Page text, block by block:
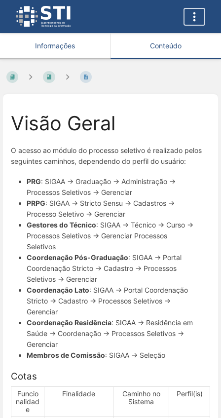
Informações Conteúdo
Visão Geral
O acesso ao módulo do processo seletivo é realizado pelos
seguintes caminhos, dependendo do perfil do usuário:
PRG: SIGAA → Graduação → Administração →
Processos Seletivos → Gerenciar
PRPG: SIGAA → Stricto Sensu → Cadastros →
Processo Seletivo → Gerenciar
Gestores do Técnico: SIGAA → Técnico → Curso →
Processos Seletivos → Gerenciar Processos
Seletivos
Coordenação Pós-Graduação: SIGAA → Portal
Coordenação Stricto → Cadastro → Processos
Seletivos → Gerenciar
Coordenação Lato: SIGAA → Portal Coordenação
Stricto → Cadastro → Processos Seletivos →
Gerenciar
Coordenação Residência: SIGAA → Residência em
Saúde → Coordenação → Processos Seletivos →
Gerenciar
Membros de Comissão: SIGAA → Seleção
Cotas
Funcio
nalidad
e
Finalidade
Caminho no
Sistema
Perfil(is)